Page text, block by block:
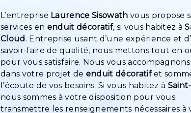
L’entreprise Laurence Sisowath vous propose
services en enduit décoratif, si vous habitez à
Cloud. Entreprise usant d’une expérience et
savoir-faire de qualité, nous mettons tout en
pour vous satisfaire. Nous vous accompagnons
dans votre projet de enduit décoratifet
l’écoute de vos besoins. Si vous habitez à
nous sommes à votre disposition pour vous
transmettre les renseignements nécessaires à